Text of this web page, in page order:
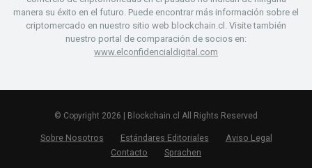
manera su éxito en el futuro. Puede encontrar más información sobre el
criptomercado en nuestro sitio web blockchain.cl. Visite también
nuestro portal de comparación de socios en:
www.elconfidencialdigital.com
© Copyright 2026 | Blockchain.cl All Rights Reserved
Sobre Nosotros Estándares Editoriales
Aviso Legal
Contacto
Sprachen